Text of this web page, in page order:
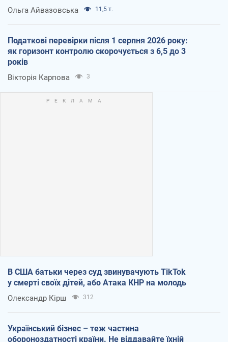
Ольга Айвазовська 11,5 т.
Податкові перевірки після 1 серпня 2026 року:
як горизонт контролю скорочується з 6,5 до 3
років
Вікторія Карпова 3
В США батьки через суд звинувачують TikTok
у смерті своїх дітей, або Атака КНР на молодь
Олександр Кірш 312
Український бізнес – теж частина
обороноздатності країни. Не віддавайте їхній